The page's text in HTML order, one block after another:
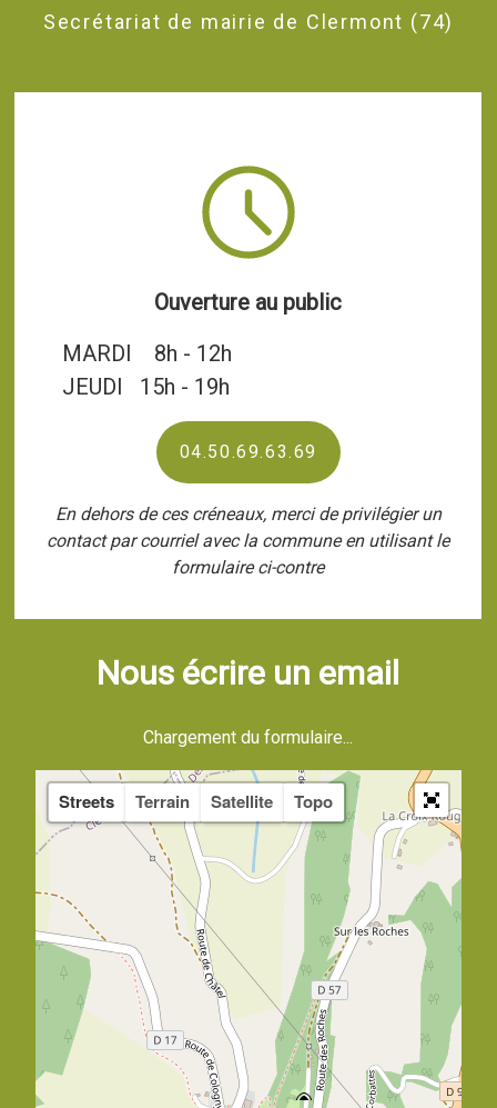
Secrétariat de mairie de Clermont (74)
Ouverture au public
MARDI 8h - 12h
JEUDI 15h - 19h
04.50.69.63.69
En dehors de ces créneaux, merci de privilégier un
contact par courriel avec la commune en utilisant le
formulaire ci-contre
Nous écrire un email
Chargement du formulaire...
Streets Terrain Satellite Topo